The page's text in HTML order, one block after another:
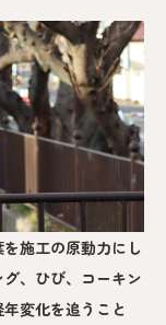
施工の原動力にし
、ひび、コーキン
変化を追うこと